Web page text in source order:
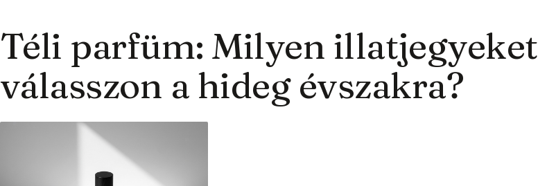
Téli parfüm: Milyen illatjegyeket
válasszon a hideg évszakra?